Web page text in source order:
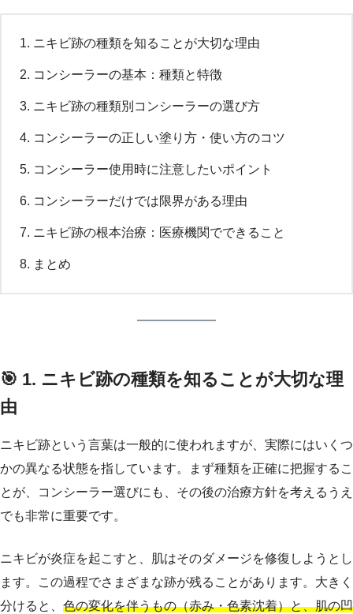
ニキビ跡の種類を知ることが大切な理由
コンシーラーの基本：種類と特徴
ニキビ跡の種類別コンシーラーの選び方
コンシーラーの正しい塗り方・使い方のコツ
コンシーラー使用時に注意したいポイント
コンシーラーだけでは限界がある理由
ニキビ跡の根本治療：医療機関でできること
まとめ
🎯 1. ニキビ跡の種類を知ることが大切な理
由
ニキビ跡という言葉は一般的に使われますが、実際にはいくつ
かの異なる状態を指しています。まず種類を正確に把握するこ
とが、コンシーラー選びにも、その後の治療方針を考えるうえ
でも非常に重要です。
ニキビが炎症を起こすと、肌はそのダメージを修復しようとし
ます。この過程でさまざまな跡が残ることがあります。大きく
分けると、 色の変化を伴うもの（赤み・色素沈着）と、肌の凹